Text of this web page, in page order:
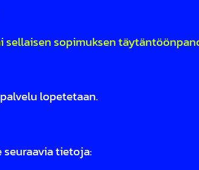
sopimuksen
lopetetaan.
tietoja: